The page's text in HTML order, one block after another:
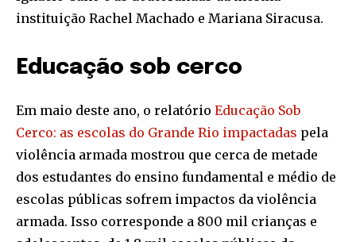
instituição Rachel Machado e Mariana Siracusa.
Educação sob cerco
Em maio deste ano, o relatório Educação Sob
Cerco: as escolas do Grande Rio impactadas pela
violência armada mostrou que cerca de metade
dos estudantes do ensino fundamental e médio de
escolas públicas sofrem impactos da violência
armada. Isso corresponde a 800 mil crianças e